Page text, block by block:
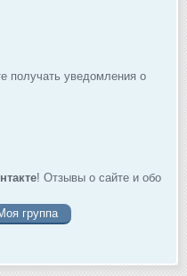
получать уведомления о
! Отзывы о сайте и обо
группа